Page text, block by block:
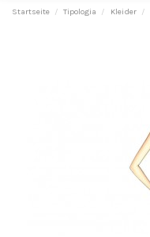
Startseite Tipologia Kleider